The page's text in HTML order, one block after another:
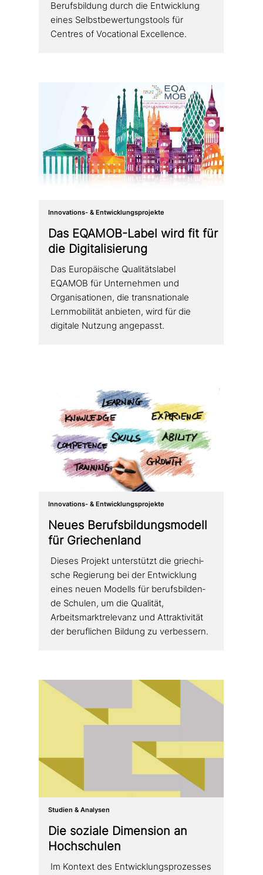
Berufsbildung durch die Entwicklung
eines Selbstbewertungstools für
Centres of Vocational Excellence.
Innovations- & Entwicklungsprojekte
Das EQAMOB-Label wird fit für
die Digitalisierung
Das Europäische Qualitätslabel
EQAMOB für Unternehmen und
Organisationen, die trans­na­tio­na­le
Lernmobilität anbieten, wird für die
digitale Nutzung angepasst.
Innovations- & Entwicklungsprojekte
Neues Berufsbildungsmodell
für Griechenland
Dieses Projekt unter­stützt die grie­chi­
sche Regierung bei der Entwicklung
eines neuen Modells für berufs­bil­den­
de Schulen, um die Qualität,
Arbeitsmarktrelevanz und Attraktivität
der beruf­li­chen Bildung zu verbessern.
Studien & Analysen
Die soziale Dimension an
Hochschulen
Im Kontext des Entwicklungsprozesses